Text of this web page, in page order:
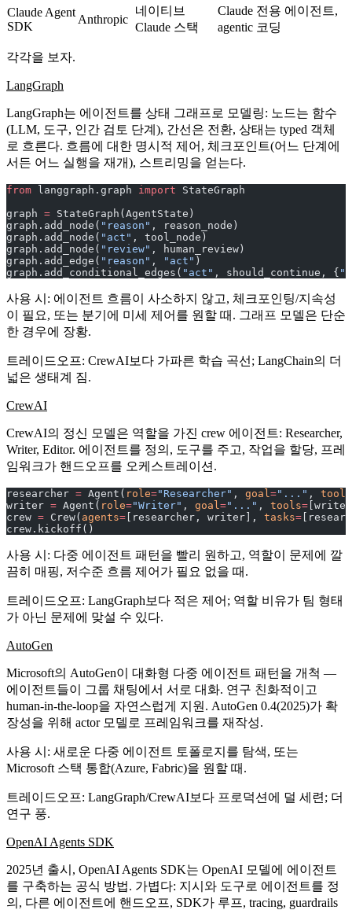
Claude Agent
SDK
Anthropic
네이티브
Claude 스택
Claude 전용 에이전트,
agentic 코딩
각각을 보자.
LangGraph
LangGraph는 에이전트를 상태 그래프 로 모델링: 노드는 함수
(LLM, 도구, 인간 검토 단계), 간선은 전환, 상태는 typed 객체
로 흐른다. 흐름에 대한 명시적 제어, 체크포인트(어느 단계에
서든 어느 실행을 재개), 스트리밍을 얻는다.
from langgraph.graph import StateGraph
graph = StateGraph(AgentState)
graph.add_node( "reason" , reason_node)
graph.add_node( "act" , tool_node)
graph.add_node( "review" , human_review)
graph.add_edge( "reason" , "act" )
graph.add_conditional_edges( "act" , should_continue, {
사용 시 : 에이전트 흐름이 사소하지 않고, 체크포인팅/지속성
이 필요, 또는 분기에 미세 제어를 원할 때. 그래프 모델은 단순
한 경우에 장황.
트레이드오프: CrewAI보다 가파른 학습 곡선; LangChain의 더
넓은 생태계 짐.
CrewAI
CrewAI의 정신 모델은 역할을 가진 crew 에이전트: Researcher,
Writer, Editor. 에이전트를 정의, 도구를 주고, 작업을 할당, 프레
임워크가 핸드오프를 오케스트레이션.
researcher = Agent( role="Researcher" , goal="..." , tools
writer = Agent( role="Writer" , goal="..." , tools=
crew = Crew( agents= [researcher, writer], tasks=
crew.kickoff()
사용 시 : 다중 에이전트 패턴을 빨리 원하고, 역할이 문제에 깔
끔히 매핑, 저수준 흐름 제어가 필요 없을 때.
트레이드오프: LangGraph보다 적은 제어; 역할 비유가 팀 형태
가 아닌 문제에 맞설 수 있다.
AutoGen
Microsoft의 AutoGen이 대화형 다중 에이전트 패턴을 개척 —
에이전트들이 그룹 채팅에서 서로 대화. 연구 친화적이고
human-in-the-loop을 자연스럽게 지원. AutoGen 0.4(2025)가 확
장성을 위해 actor 모델로 프레임워크를 재작성.
사용 시 : 새로운 다중 에이전트 토폴로지를 탐색, 또는
Microsoft 스택 통합(Azure, Fabric)을 원할 때.
트레이드오프: LangGraph/CrewAI보다 프로덕션에 덜 세련; 더
연구 풍.
OpenAI Agents SDK
2025년 출시, OpenAI Agents SDK는 OpenAI 모델에 에이전트
를 구축하는 공식 방법. 가볍다: 지시와 도구로 에이전트를 정
의, 다른 에이전트에 핸드오프, SDK가 루프, tracing, guardrails